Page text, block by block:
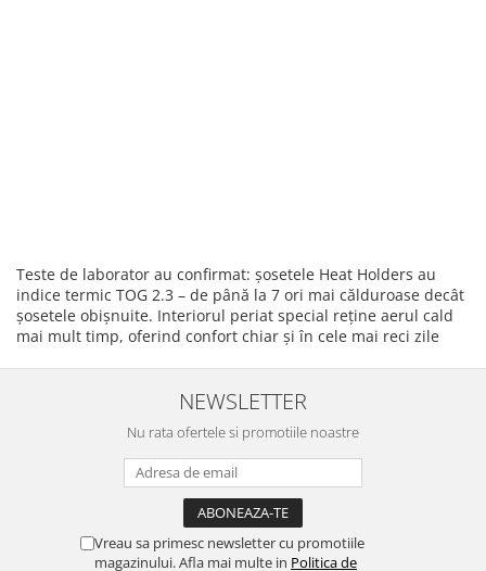
Teste de laborator au confirmat: șosetele Heat Holders au
indice termic TOG 2.3 – de până la 7 ori mai călduroase decât
șosetele obișnuite. Interiorul periat special reține aerul cald
mai mult timp, oferind confort chiar și în cele mai reci zile
NEWSLETTER
Nu rata ofertele si promotiile noastre
Vreau sa primesc newsletter cu promotiile
magazinului. Afla mai multe in Politica de